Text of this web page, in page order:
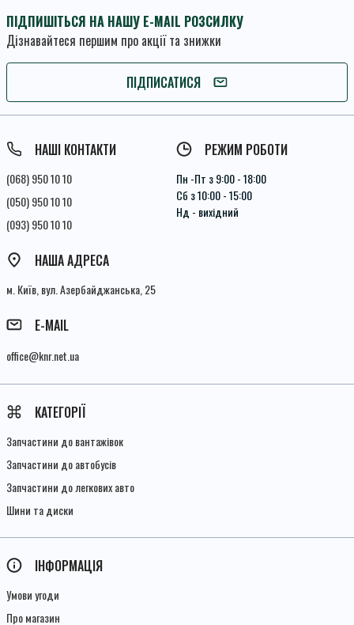
ПІДПИШІТЬСЯ НА НАШУ E-MAIL РОЗСИЛКУ
Дізнавайтеся першим про акції та знижки
ПІДПИСАТИСЯ
ПІДПИШІТЬСЯ
Умови угоди
НАШІ КОНТАКТИ
(068) 950 10 10
(050) 950 10 10
(093) 950 10 10
РЕЖИМ РОБОТИ
Пн -Пт з 9:00 - 18:00
Сб з 10:00 - 15:00
Нд - вихідний
НАША АДРЕСА
м. Київ, вул. Азербайджанська, 25
E-MAIL
office@knr.net.ua
КАТЕГОРІЇ
Запчастини до вантажівок
Запчастини до автобусів
Запчастини до легкових авто
Шини та диски
ІНФОРМАЦІЯ
Умови угоди
Про магазин